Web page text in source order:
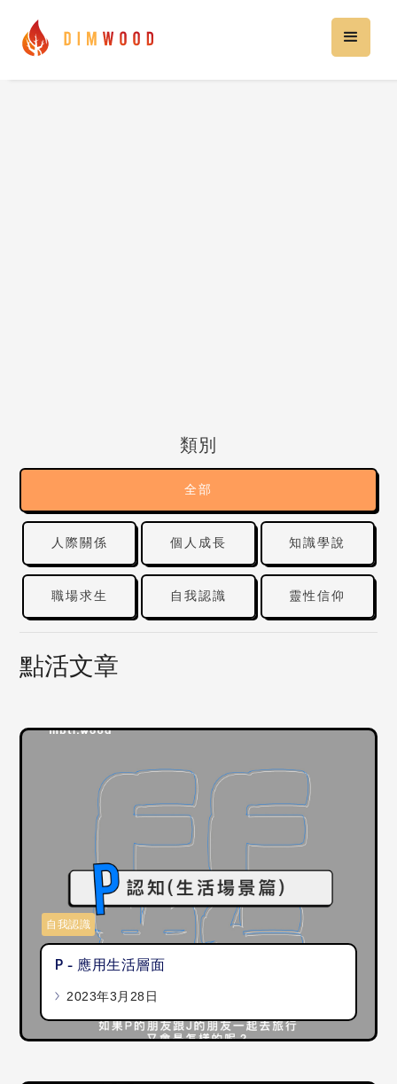
類別
全部
人際關係 個人成長 知識學說
職場求生 自我認識 靈性信仰
點活文章
P - 應用生活層面
2023年3月28日
自我認識